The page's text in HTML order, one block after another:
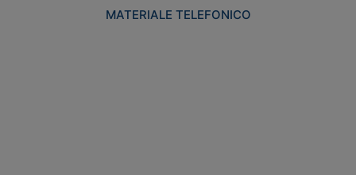
MATERIALE TELEFONICO